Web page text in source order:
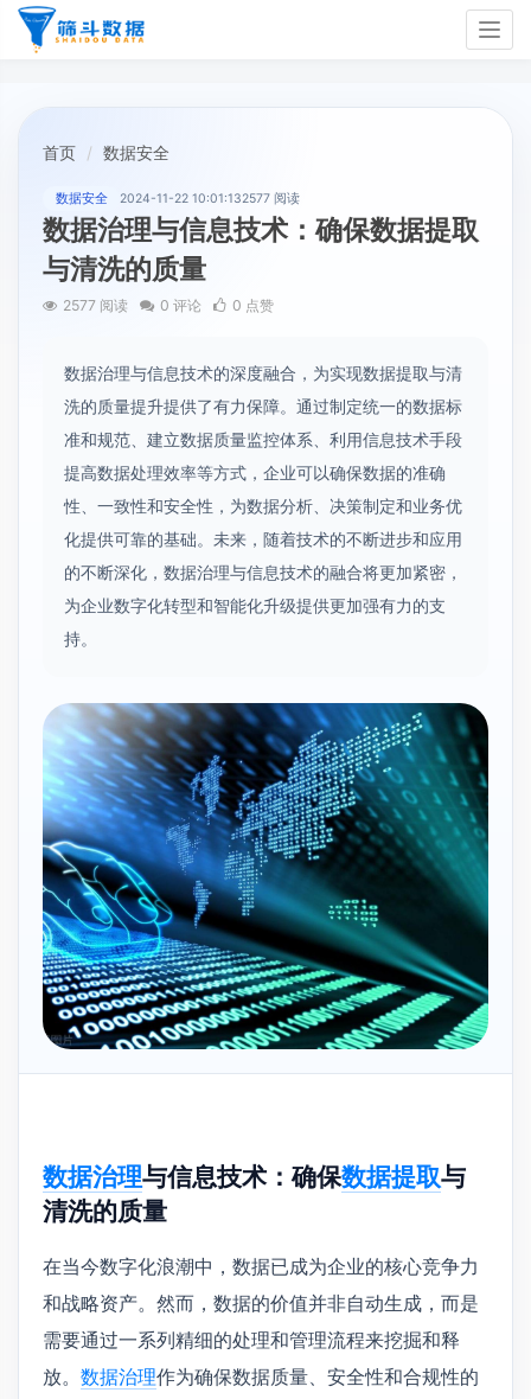
首页 数据安全
数据安全 2024-11-22 10:01:132577 阅读
数据治理与信息技术：确保数据提取
与清洗的质量
2577 阅读 0 评论 0 点赞
数据治理与信息技术的深度融合，为实现数据提取与清
洗的质量提升提供了有力保障。通过制定统一的数据标
准和规范、建立数据质量监控体系、利用信息技术手段
提高数据处理效率等方式，企业可以确保数据的准确
性、一致性和安全性，为数据分析、决策制定和业务优
化提供可靠的基础。未来，随着技术的不断进步和应用
的不断深化，数据治理与信息技术的融合将更加紧密，
为企业数字化转型和智能化升级提供更加强有力的支
持。
数据治理与信息技术：确保数据提取与
清洗的质量
在当今数字化浪潮中，数据已成为企业的核心竞争力
和战略资产。然而，数据的价值并非自动生成，而是
需要通过一系列精细的处理和管理流程来挖掘和释
放。 数据治理作为确保数据质量、安全性和合规性的